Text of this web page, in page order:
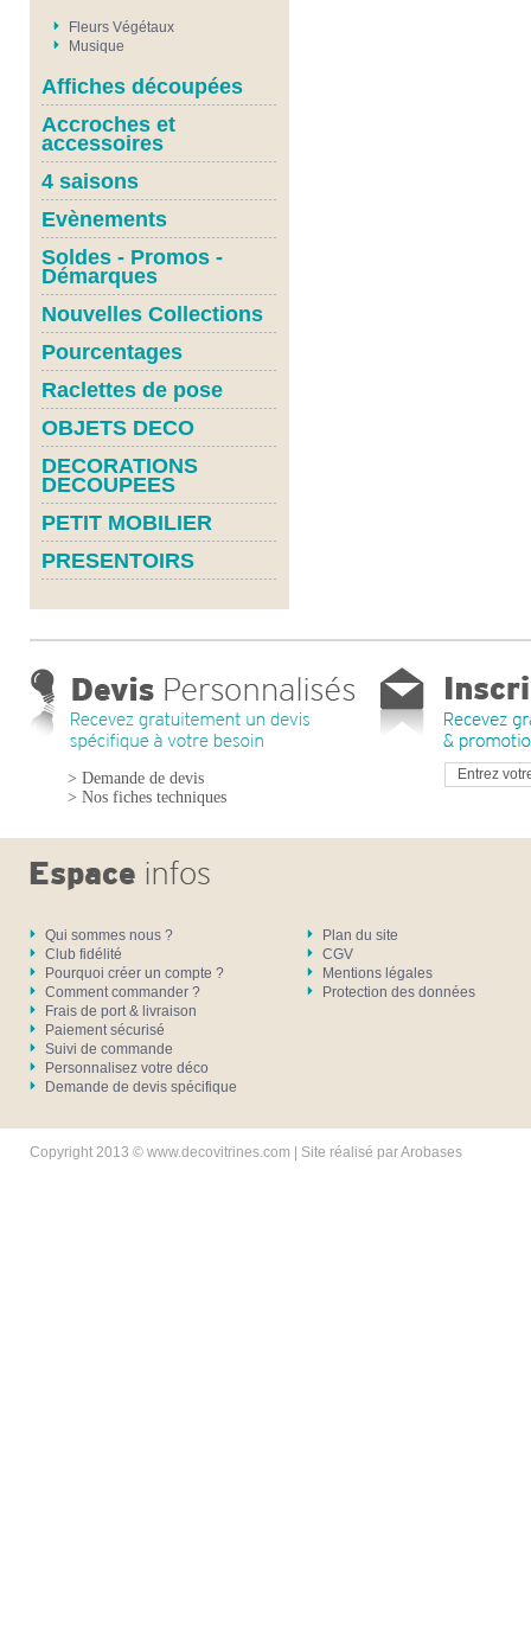
Fleurs Végétaux
Musique
Affiches découpées
Accroches et
accessoires
4 saisons
Evènements
Soldes - Promos -
Démarques
Nouvelles Collections
Pourcentages
Raclettes de pose
OBJETS DECO
DECORATIONS
DECOUPEES
PETIT MOBILIER
PRESENTOIRS
> Demande de devis
> Nos fiches techniques
Qui sommes nous ?
Club fidélité
Pourquoi créer un compte ?
Comment commander ?
Frais de port & livraison
Paiement sécurisé
Suivi de commande
Personnalisez votre déco
Demande de devis spécifique
Plan du site
CGV
Mentions légales
Protection des données
Copyright 2013 © www.decovitrines.com | Site réalisé parArobases